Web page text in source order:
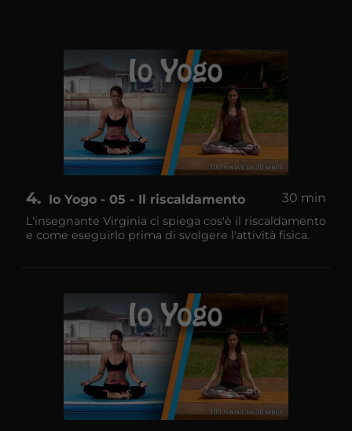
4 Io Yogo - 05 - Il riscaldamento 30 min
L'insegnante Virginia ci spiega cos'è il riscaldamento
e come eseguirlo prima di svolgere l'attività fisica.